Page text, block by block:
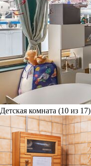
Детская комната (10 из 17)